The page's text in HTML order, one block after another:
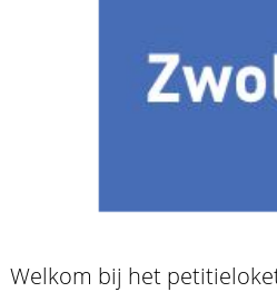
Welkom bij het